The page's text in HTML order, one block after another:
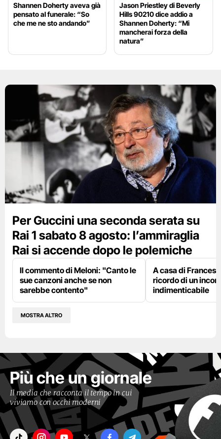
Shannen Doherty aveva già
pensato al funerale: “So
che me ne sto andando”
Jason Priestley di Beverly
Hills 90210 dice addio a
Shannen Doherty: “Mi
mancherai forza della
natura”
Per Guccini una seconda serata su
Rai 1 sabato 8 agosto: l’ammiraglia
Rai si accende dopo le polemiche
Il commento di Meloni: "Canto le
sue canzoni anche se non
sarebbe contento"
A casa di
ricordo di un
indimenticabile
MOSTRA ALTRO
Più che un giornale
Il media che racconta il tempo in cui
viviamo con occhi moderni